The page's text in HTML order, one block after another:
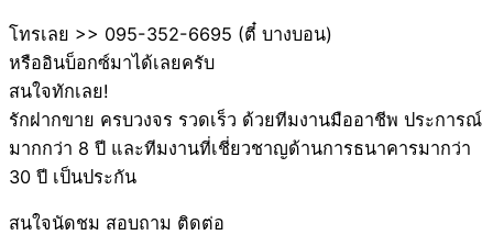
โทรเลย >> 095-352-6695 (ตี๋ บางบอน)
หรืออินบ็อกซ์มาได้เลยครับ
สนใจทักเลย!
รักฝากขาย ครบวงจร รวดเร็ว ด้วยทีมงานมืออาชีพ ประการณ์
มากกว่า 8 ปี และทีมงานที่เชี่ยวชาญด้านการธนาคารมากว่า
30 ปี เป็นประกัน
สนใจนัดชม สอบถาม ติดต่อ